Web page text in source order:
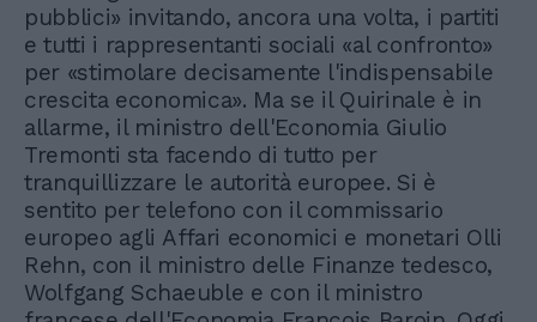
pubblici» invitando, ancora una volta, i partiti
e tutti i rappresentanti sociali «al confronto»
per «stimolare decisamente l'indispensabile
crescita economica». Ma se il Quirinale è in
allarme, il ministro dell'Economia Giulio
Tremonti sta facendo di tutto per
tranquillizzare le autorità europee. Si è
sentito per telefono con il commissario
europeo agli Affari economici e monetari Olli
Rehn, con il ministro delle Finanze tedesco,
Wolfgang Schaeuble e con il ministro